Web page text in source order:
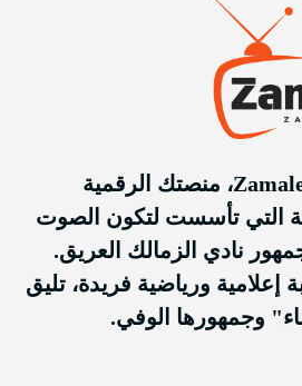
مرحباً بك في Zamalek TV، منصتك الرقمية
التي تأسست لتكون الصوت
نادي الزمالك العريق.
إعلامية ورياضية فريدة، تليق
وجمهورها الوفي.